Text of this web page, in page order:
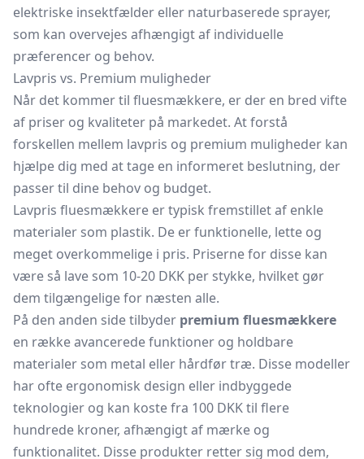
elektriske insektfælder eller naturbaserede sprayer,
som kan overvejes afhængigt af individuelle
præferencer og behov.
Lavpris vs. Premium muligheder
Når det kommer til fluesmækkere, er der en bred vifte
af priser og kvaliteter på markedet. At forstå
forskellen mellem lavpris og premium muligheder kan
hjælpe dig med at tage en informeret beslutning, der
passer til dine behov og budget.
Lavpris fluesmækkere er typisk fremstillet af enkle
materialer som plastik. De er funktionelle, lette og
meget overkommelige i pris. Priserne for disse kan
være så lave som 10-20 DKK per stykke, hvilket gør
dem tilgængelige for næsten alle.
På den anden side tilbyder premium fluesmækkere
en række avancerede funktioner og holdbare
materialer som metal eller hårdfør træ. Disse modeller
har ofte ergonomisk design eller indbyggede
teknologier og kan koste fra 100 DKK til flere
hundrede kroner, afhængigt af mærke og
funktionalitet. Disse produkter retter sig mod dem,